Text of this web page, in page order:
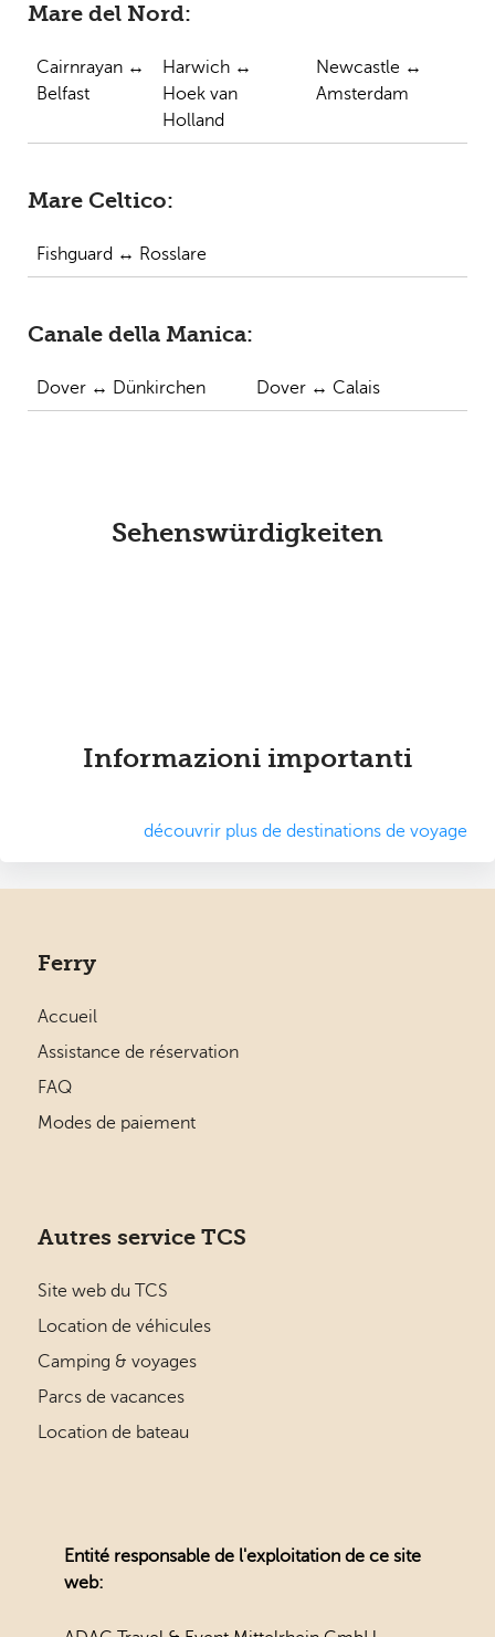
Mare del Nord:
Cairnrayan ↔
Belfast
Harwich ↔
Hoek van
Holland
Newcastle ↔
Amsterdam
Mare Celtico:
Fishguard ↔ Rosslare
Canale della Manica:
Dover ↔ Dünkirchen Dover ↔ Calais
Sehenswürdigkeiten
Informazioni importanti
découvrir plus de destinations de voyage
Ferry
Accueil
Assistance de réservation
FAQ
Modes de paiement
Autres service TCS
Site web du TCS
Location de véhicules
Camping & voyages
Parcs de vacances
Location de bateau
Entité responsable de l'exploitation de ce site
web: